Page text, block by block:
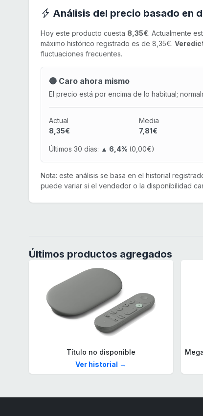
Análisis del precio basado en
Hoy este producto cuesta 8,35€. Actualmente
máximo histórico registrado es de 8,35€.
fluctuaciones frecuentes.
🔴 Caro ahora mismo
El precio está por encima de lo habitual;
Actual
8,35€
Media
7,81€
Últimos 30 días: ▲ 6,4% (0,00€)
Nota: este análisis se basa en el historial
puede variar si el vendedor o la disponibilidad
Últimos productos agregados
Título no disponible
Ver historial →